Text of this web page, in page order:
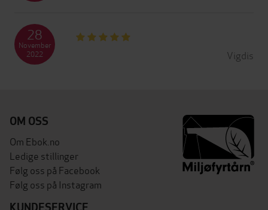
Vigdis
28
November
2022
OM OSS
Om Ebok.no
Ledige stillinger
Følg oss på Facebook
Følg oss på Instagram